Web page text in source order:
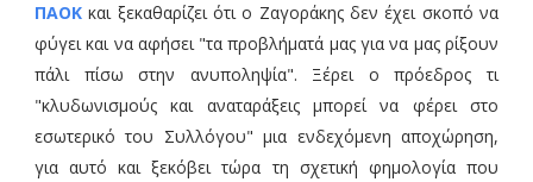
ΠΑΟΚκαι ξεκαθαρίζει ότι ο Ζαγοράκης δεν έχει σκοπό να
φύγει και να αφήσει "τα προβλήματά μας για να μας ρίξουν
πάλι πίσω στην ανυποληψία". Ξέρει ο πρόεδρος τι
"κλυδωνισμούς και αναταράξεις μπορεί να φέρει στο
εσωτερικό του Συλλόγου" μια ενδεχόμενη αποχώρηση,
για αυτό και ξεκόβει τώρα τη σχετική φημολογία που